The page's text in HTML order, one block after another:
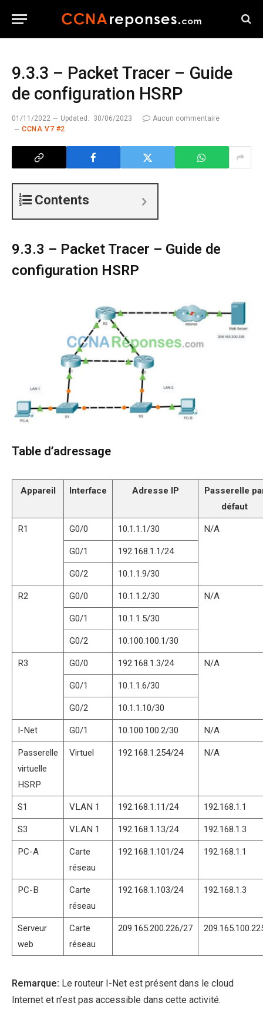
9.3.3 – Packet Tracer – Guide
de configuration HSRP
01/11/2022 Updated: 30/06/2023
Aucun commentaire
CCNA V7 #2
Contents
9.3.3 – Packet Tracer – Guide de
configuration HSRP
Table d’adressage
Appareil Interface Adresse IP
Passerelle
défaut
R1 G0/0 10.1.1.1/30 N/A
G0/1 192.168.1.1/24
G0/2 10.1.1.9/30
R2 G0/0 10.1.1.2/30 N/A
G0/1 10.1.1.5/30
G0/2 10.100.100.1/30
R3 G0/0 192.168.1.3/24 N/A
G0/1 10.1.1.6/30
G0/2 10.1.1.10/30
I-Net G0/1 10.100.100.2/30 N/A
Passerelle
virtuelle
HSRP
Virtuel 192.168.1.254/24 N/A
S1 VLAN 1 192.168.1.11/24 192.168.1.1
S3 VLAN 1 192.168.1.13/24 192.168.1.3
PC-A
Carte
réseau
192.168.1.101/24 192.168.1.1
PC-B
Carte
réseau
192.168.1.103/24 192.168.1.3
Serveur
web
Carte
réseau
209.165.200.226/27
Remarque: Le routeur I-Net est présent dans le cloud
Internet et n’est pas accessible dans cette activité.